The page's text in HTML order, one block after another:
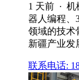
1 天前 · 机
器人编程、
领域的技术
新疆产业发
联系电话: